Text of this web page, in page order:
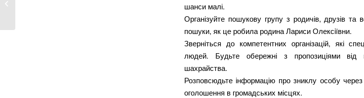
шанси малі.
Організуйте пошукову групу з родичів, друзів
пошуки, як це робила родина Лариси Олексіївни.
Зверніться до компетентних організацій, які
людей. Будьте обережні з пропозиціями від
шахрайства.
Розповсюдьте інформацію про зниклу особу через
оголошення в громадських місцях.